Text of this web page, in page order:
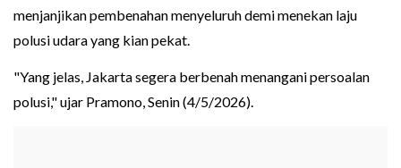
menjanjikan pembenahan menyeluruh demi menekan laju
polusi udara yang kian pekat.
"Yang jelas, Jakarta segera berbenah menangani persoalan
polusi," ujar Pramono, Senin (4/5/2026).